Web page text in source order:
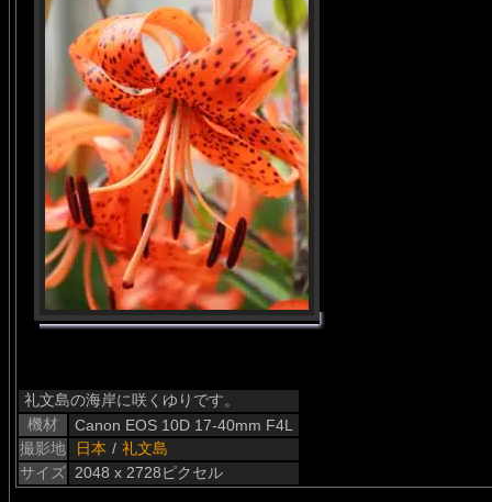
礼文島の海岸に咲くゆりです。
機材
Canon EOS 10D 17-40mm F4L
撮影地
日本 / 礼文島
サイズ 2048 x 2728ピクセル